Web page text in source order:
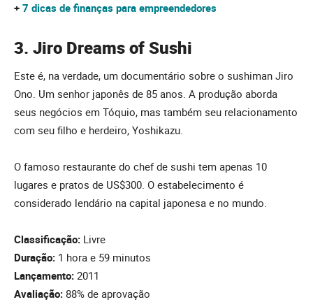
+ 7 dicas de finanças para empreendedores
3. Jiro Dreams of Sushi
Este é, na verdade, um documentário sobre o sushiman Jiro
Ono. Um senhor japonês de 85 anos. A produção aborda
seus negócios em Tóquio, mas também seu relacionamento
com seu filho e herdeiro, Yoshikazu.
O famoso restaurante do chef de sushi tem apenas 10
lugares e pratos de US$300. O estabelecimento é
considerado lendário na capital japonesa e no mundo.
Classificação: Livre
Duração: 1 hora e 59 minutos
Lançamento: 2011
Avaliação: 88% de aprovação